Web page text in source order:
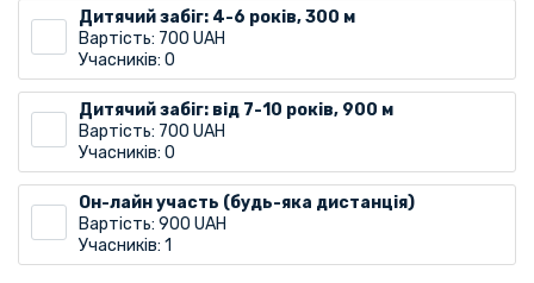
Дитячий забіг: 4-6 років, 300 м
Вартість: 700 UAH
Учасників: 0
Дитячий забіг: від 7-10 років, 900 м
Вартість: 700 UAH
Учасників: 0
Он-лайн участь (будь-яка дистанція)
Вартість: 900 UAH
Учасників: 1